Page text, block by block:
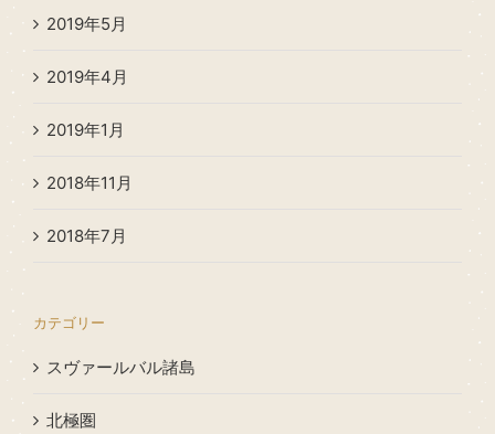
2019年5月
2019年4月
2019年1月
2018年11月
2018年7月
カテゴリー
スヴァールバル諸島
北極圏